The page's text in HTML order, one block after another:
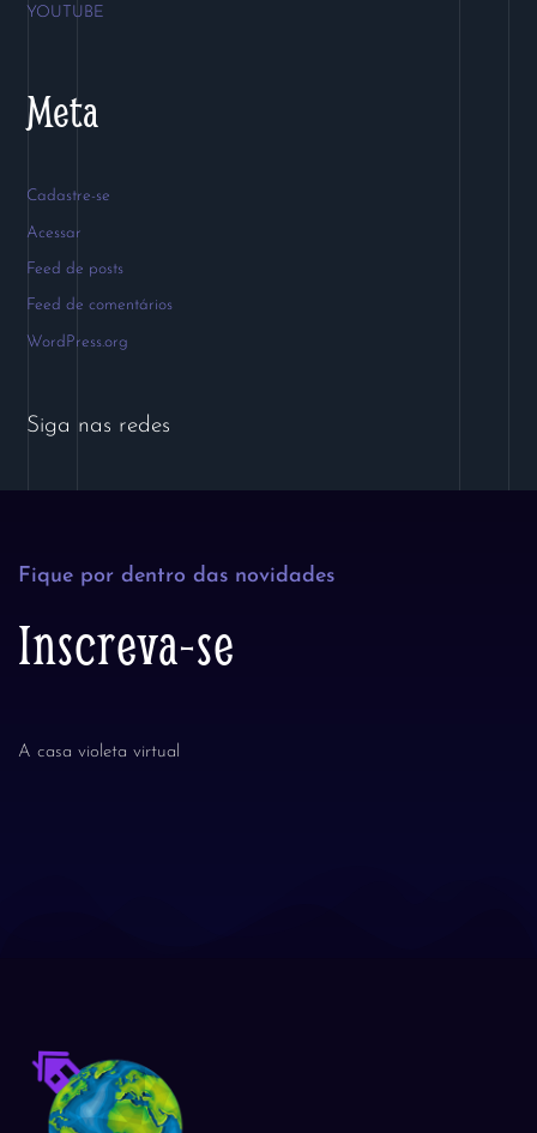
YOUTUBE
Meta
Cadastre-se
Acessar
Feed de posts
Feed de comentários
WordPress.org
Siga nas redes
Fique por dentro das novidades
Inscreva-se
A casa violeta virtual